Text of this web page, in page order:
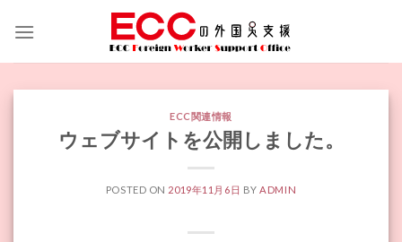
ECC関連情報
ウェブサイトを公開しました。
POSTED ON 2019年11月6日 BY ADMIN